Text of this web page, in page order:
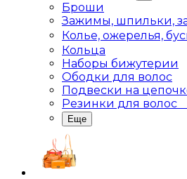
Броши
Зажимы, шпильки,
Колье, ожерелья,
Кольца
Наборы бижутерии
Ободки для волос
Подвески на
Резинки для волос
Еще